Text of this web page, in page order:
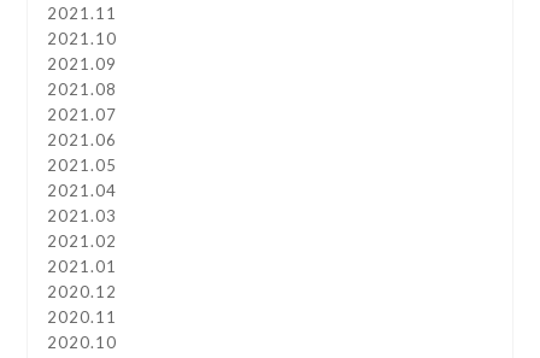
2021.11
2021.10
2021.09
2021.08
2021.07
2021.06
2021.05
2021.04
2021.03
2021.02
2021.01
2020.12
2020.11
2020.10